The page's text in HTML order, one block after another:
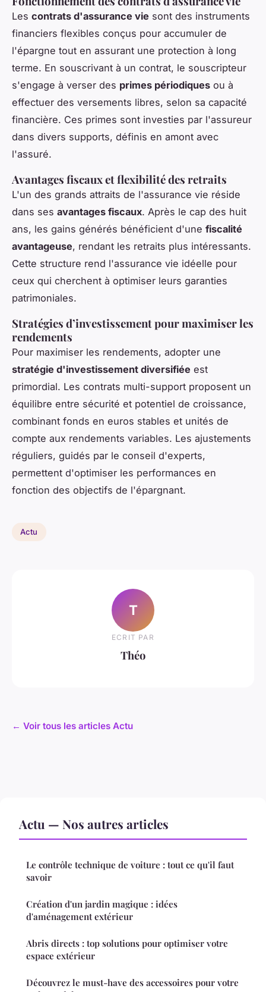
Les contrats d'assurance vie sont des instruments
financiers flexibles conçus pour accumuler de
l'épargne tout en assurant une protection à long
terme. En souscrivant à un contrat, le souscripteur
s'engage à verser des primes périodiques ou à
effectuer des versements libres, selon sa capacité
financière. Ces primes sont investies par l'assureur
dans divers supports, définis en amont avec
l'assuré.
Avantages fiscaux et flexibilité des retraits
L'un des grands attraits de l'assurance vie réside
dans ses avantages fiscaux. Après le cap des huit
ans, les gains générés bénéficient d'une fiscalité
avantageuse, rendant les retraits plus intéressants.
Cette structure rend l'assurance vie idéelle pour
ceux qui cherchent à optimiser leurs garanties
patrimoniales.
Stratégies d’investissement pour maximiser les
rendements
Pour maximiser les rendements, adopter une
stratégie d'investissement diversifiée est
primordial. Les contrats multi-support proposent un
équilibre entre sécurité et potentiel de croissance,
combinant fonds en euros stables et unités de
compte aux rendements variables. Les ajustements
réguliers, guidés par le conseil d'experts,
permettent d'optimiser les performances en
fonction des objectifs de l'épargnant.
Actu
T
ECRIT PAR
Théo
← Voir tous les articles Actu
Actu — Nos autres articles
Le contrôle technique de voiture : tout ce qu'il faut
savoir
Création d'un jardin magique : idées
d'aménagement extérieur
Abris directs : top solutions pour optimiser votre
espace extérieur
Découvrez le must-have des accessoires pour votre